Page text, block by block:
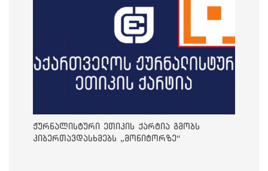
ჟურნალისტური ეთიკის ქარტია გმობს
კიბერთავდასხმებს „მონიტორზე“